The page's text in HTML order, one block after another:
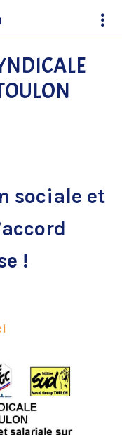
sociale et
!